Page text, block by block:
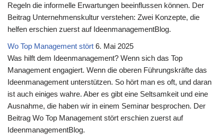
Regeln die informelle Erwartungen beeinflussen können. Der
Beitrag Unternehmenskultur verstehen: Zwei Konzepte, die
helfen erschien zuerst auf IdeenmanagementBlog.
Wo Top Management stört 6. Mai 2025
Was hilft dem Ideenmanagement? Wenn sich das Top
Management engagiert. Wenn die oberen Führungskräfte das
Ideenmanagement unterstützen. So hört man es oft, und daran
ist auch einiges wahre. Aber es gibt eine Seltsamkeit und eine
Ausnahme, die haben wir in einem Seminar besprochen. Der
Beitrag Wo Top Management stört erschien zuerst auf
IdeenmanagementBlog.